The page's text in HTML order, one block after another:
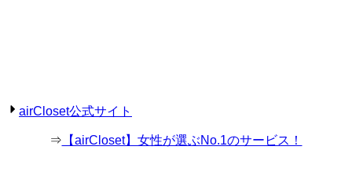
airCloset公式サイト
⇒ 【airCloset】女性が選ぶNo.1のサービス！